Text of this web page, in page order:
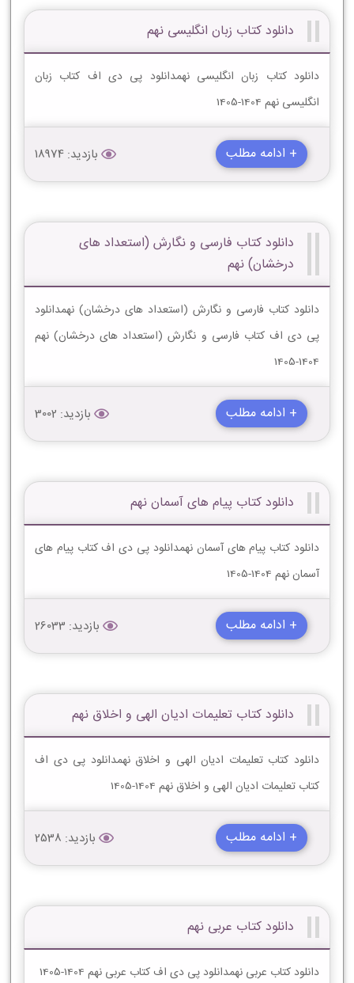
دانلود کتاب زبان انگلیسی نهم
دانلود کتاب زبان انگلیسی نهمدانلود پی دی اف کتاب زبان
انگلیسی نهم 1404-1405
+ ادامه مطلب بازدید: 18974
دانلود کتاب فارسی و نگارش (استعداد های
درخشان) نهم
دانلود کتاب فارسی و نگارش (استعداد های درخشان) نهمدانلود
پی دی اف کتاب فارسی و نگارش (استعداد های درخشان) نهم
1404-1405
+ ادامه مطلب بازدید: 3002
دانلود کتاب پیام های آسمان نهم
دانلود کتاب پیام های آسمان نهمدانلود پی دی اف کتاب پیام های
آسمان نهم 1404-1405
+ ادامه مطلب بازدید: 26033
دانلود کتاب تعلیمات ادیان الهى و اخلاق نهم
دانلود کتاب تعلیمات ادیان الهى و اخلاق نهمدانلود پی دی اف
کتاب تعلیمات ادیان الهى و اخلاق نهم 1404-1405
+ ادامه مطلب بازدید: 2538
دانلود کتاب عربی نهم
دانلود کتاب عربی نهمدانلود پی دی اف کتاب عربی نهم 1404-1405